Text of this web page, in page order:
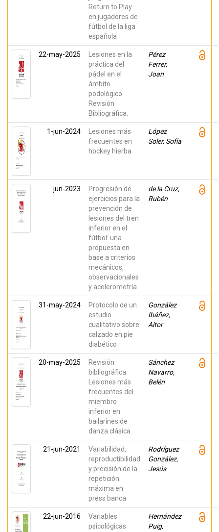
Return to Play
en jugadores de
fútbol de la liga
española
22-may-2025
Lesiones en la
práctica del
pádel en el
ámbito
podológico.
Revisión
Bibliográfica.
Pérez
Ferrer,
Joan
1-jun-2024
Lesiones más
frecuentes en
hockey hierba
López
Soler, Sofía
jun-2023
Progresión de
ejercicios para la
prevención de
lesiones del tren
inferior en el
fútbol: una
propuesta en
base a criterios
mecánicos,
observacionales
y acelerometría
de la Cruz,
Rubén
31-may-2024
Protocolo de un
estudio
cualitativo sobre
calzado en pie
diabético
González
Ibáñez,
Aitor
20-may-2025
Revisión
bibliográfica:
Lesiones más
frecuentes del
miembro
inferior en
bailarines de
danza clásica.
Sánchez
Navarro,
Belén
21-jun-2021
Variabilidad,
reproductibilidad
y precisión de la
repetición
máxima en
press banca
Rodríguez
González,
Jesús
22-jun-2016
Variables
psicológicas
Hernández
Puig,